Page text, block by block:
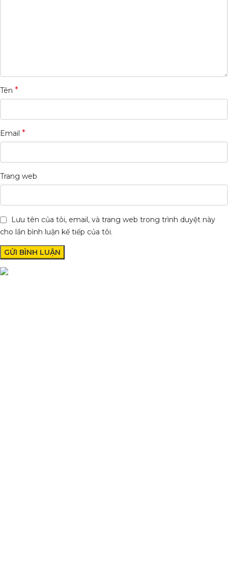
Tên *
Email *
Trang web
Lưu tên của tôi, email, và trang web trong trình duyệt này
cho lần bình luận kế tiếp của tôi.